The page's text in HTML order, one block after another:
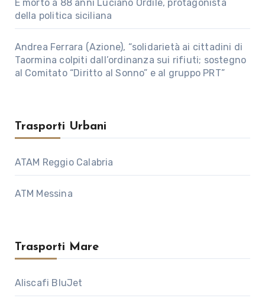
È morto a 88 anni Luciano Ordile, protagonista
della politica siciliana
Andrea Ferrara (Azione), “solidarietà ai cittadini di
Taormina colpiti dall’ordinanza sui rifiuti; sostegno
al Comitato “Diritto al Sonno” e al gruppo PRT”
Trasporti Urbani
ATAM Reggio Calabria
ATM Messina
Trasporti Mare
Aliscafi BluJet